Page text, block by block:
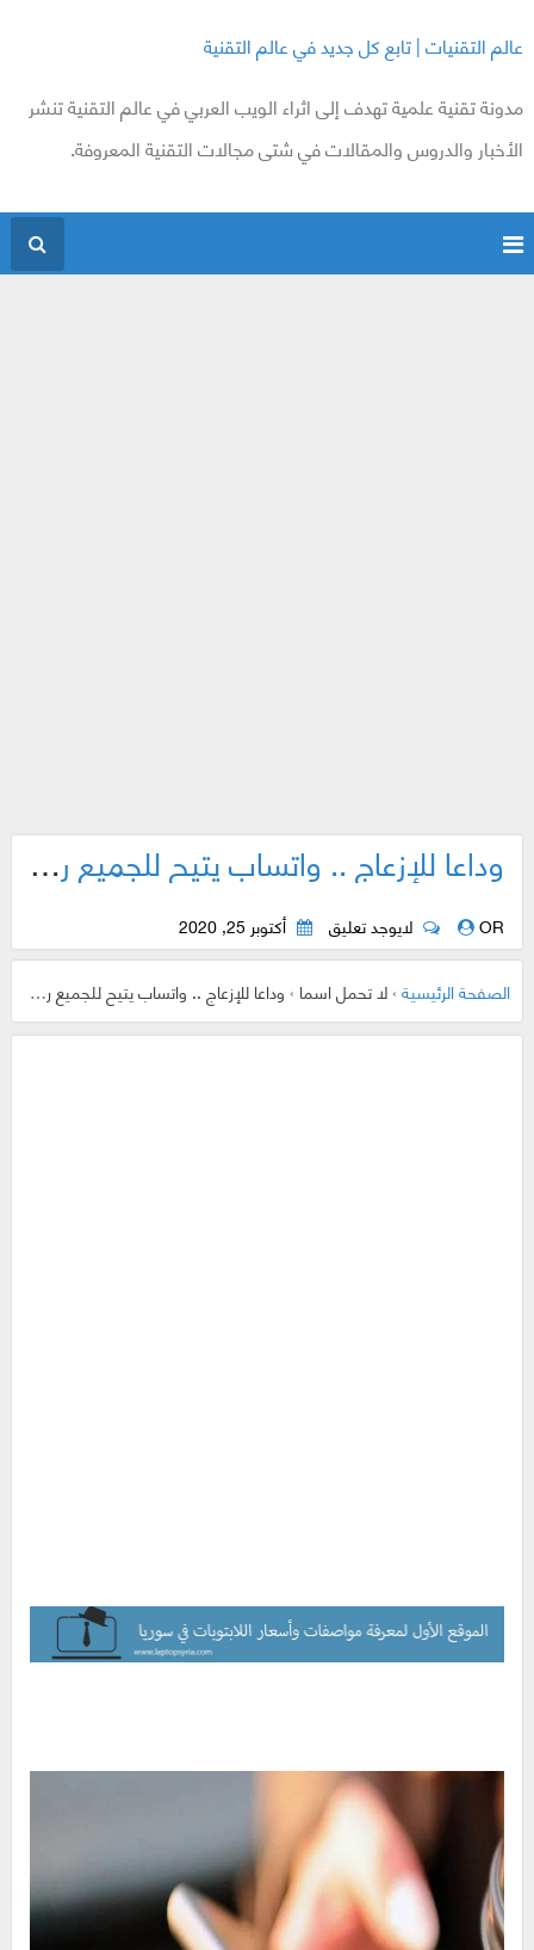
عالم التقنيات | تابع كل جديد في عالم التقنية
مدونة تقنية علمية تهدف إلى اثراء الويب العربي في عالم التقنية تنشر
الأخبار والدروس والمقالات في شتى مجالات التقنية المعروفة.
وداعا للإزعاج .. واتساب يتيح للجميع رسميا إسكات محادثة معينة أو مجموعات للأبد
OR لايوجد تعليق أكتوبر 25, 2020
الصفحة الرئيسية›لا تحمل اسما›وداعا للإزعاج .. واتساب يتيح للجميع رسميا إسكات محادثة معينة أو مجموعات للأبد